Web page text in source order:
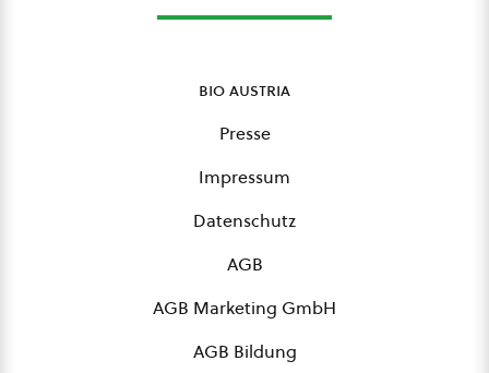
bio austria
Presse
Impressum
Datenschutz
AGB
AGB Marketing GmbH
AGB Bildung